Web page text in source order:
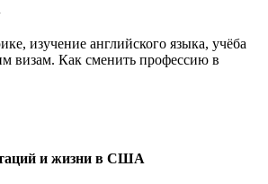
изучение английского языка, учёба
визам. Как сменить профессию в
и жизни в США